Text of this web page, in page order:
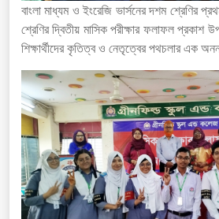
বাংলা মাধ্যম ও ইংরেজি ভার্সনের দশম শ্রেণির
শ্রেণির দ্বিতীয় মাসিক পরীক্ষার ফলাফল প্রকাশ
শিক্ষার্থীদের কৃতিত্ব ও নেতৃত্বের পথচলার এক